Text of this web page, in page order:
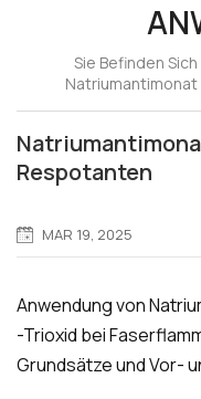
Sie Befinden Sich
Respotanten
MAR 19, 2025
Anwendung von
-Trioxid bei
Grundsätze und Vor-